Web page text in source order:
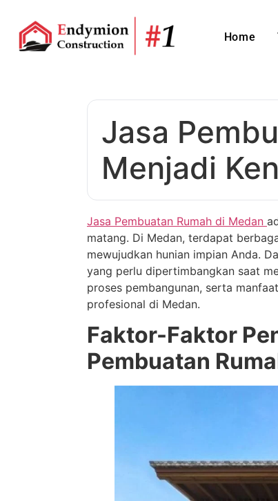
Home
Jasa
Menjadi
Jasa Pembuatan Rumah di Medan
matang. Di Medan, terdapat
mewujudkan hunian impian Anda.
yang perlu dipertimbangkan saat
proses pembangunan, serta
profesional di Medan.
Faktor-Faktor
Pembuatan